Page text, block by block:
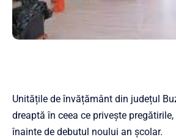
Unitățile de învățământ din județul
dreaptă în ceea ce privește
înainte de debutul noului an școlar.